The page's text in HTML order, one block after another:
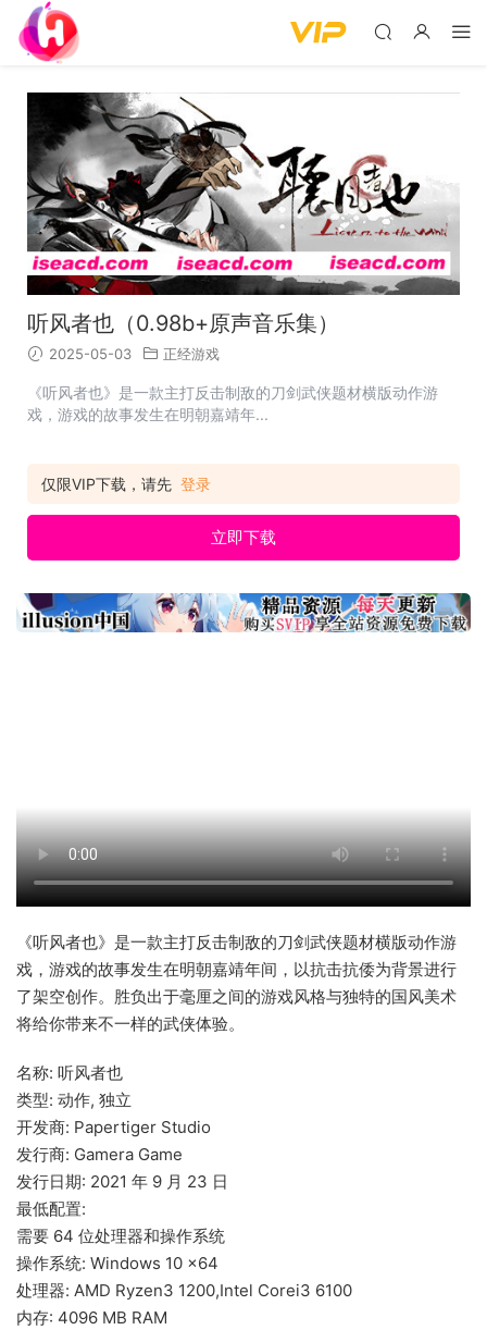
听风者也（0.98b+原声音乐集）
2025-05-03 正经游戏
《听风者也》是一款主打反击制敌的刀剑武侠题材横版动作游
戏，游戏的故事发生在明朝嘉靖年...
仅限VIP下载，请先 登录
立即下载
《听风者也》是一款主打反击制敌的刀剑武侠题材横版动作游
戏，游戏的故事发生在明朝嘉靖年间，以抗击抗倭为背景进行
了架空创作。胜负出于毫厘之间的游戏风格与独特的国风美术
将给你带来不一样的武侠体验。
名称: 听风者也
类型: 动作, 独立
开发商: Papertiger Studio
发行商: Gamera Game
发行日期: 2021 年 9 月 23 日
最低配置:
需要 64 位处理器和操作系统
操作系统: Windows 10 x64
处理器: AMD Ryzen3 1200,Intel Corei3 6100
内存: 4096 MB RAM